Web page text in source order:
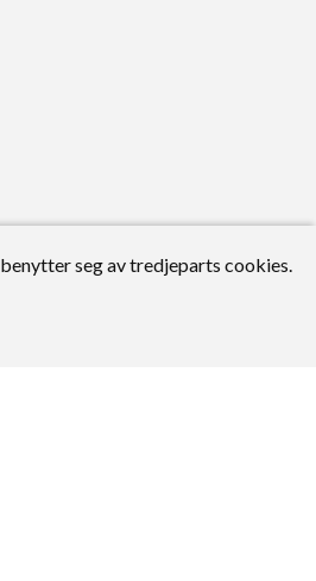
seg av tredjeparts cookies.